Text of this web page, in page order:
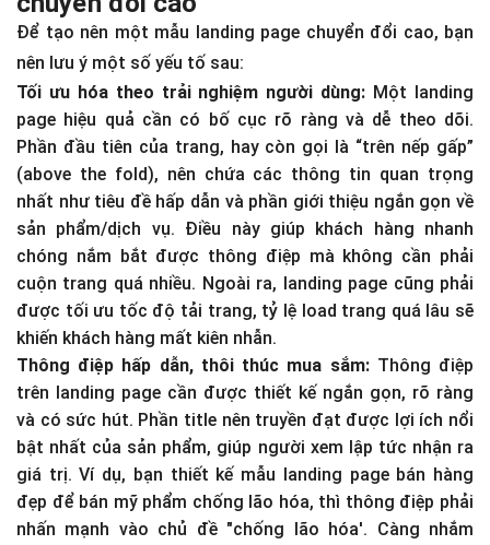
Để tạo nên một mẫu landing page chuyển đổi cao, bạn
nên lưu ý một số yếu tố sau:
Tối ưu hóa theo trải nghiệm người dùng: Một landing
page hiệu quả cần có bố cục rõ ràng và dễ theo dõi.
Phần đầu tiên của trang, hay còn gọi là “trên nếp gấp”
(above the fold), nên chứa các thông tin quan trọng
nhất như tiêu đề hấp dẫn và phần giới thiệu ngắn gọn về
sản phẩm/dịch vụ. Điều này giúp khách hàng nhanh
chóng nắm bắt được thông điệp mà không cần phải
cuộn trang quá nhiều. Ngoài ra, landing page cũng phải
được tối ưu tốc độ tải trang, tỷ lệ load trang quá lâu sẽ
khiến khách hàng mất kiên nhẫn.
Thông điệp hấp dẫn, thôi thúc mua sắm: Thông điệp
trên landing page cần được thiết kế ngắn gọn, rõ ràng
và có sức hút. Phần title nên truyền đạt được lợi ích nổi
bật nhất của sản phẩm, giúp người xem lập tức nhận ra
giá trị. Ví dụ, bạn thiết kế mẫu landing page bán hàng
đẹp để bán mỹ phẩm chống lão hóa, thì thông điệp phải
nhấn mạnh vào chủ đề "chống lão hóa'. Càng nhắm